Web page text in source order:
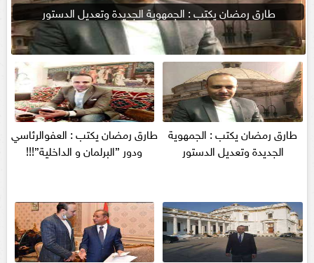
طارق رمضان يكتب : الجمهوية الجديدة وتعديل الدستور
طارق رمضان يكتب : الجمهوية
الجديدة وتعديل الدستور
طارق رمضان يكتب : العفوالرئاسي
ودور ”البرلمان و الداخلية”!!!